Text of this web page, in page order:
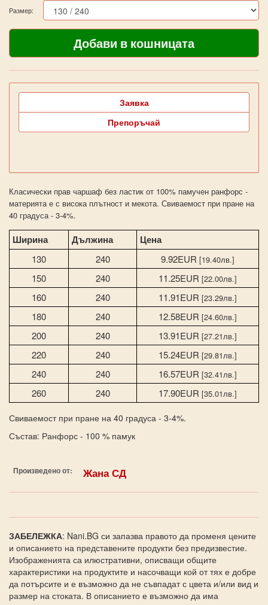
Размер:
Заявка
Препоръчай
Класически прав чаршаф без ластик от 100% памучен ранфорс -
материята е с висока плътност и мекота. Свиваемост при пране на
40 градуса - 3-4%.
Ширина Дължина Цена
130 240 9.92EUR [19.40лв.]
150 240 11.25EUR [22.00лв.]
160 240 11.91EUR [23.29лв.]
180 240 12.58EUR [24.60лв.]
200 240 13.91EUR [27.21лв.]
220 240 15.24EUR [29.81лв.]
240 240 16.57EUR [32.41лв.]
260 240 17.90EUR [35.01лв.]
Свиваемост при пране на 40 градуса - 3-4%.
Състав: Ранфорс - 100 % памук
Произведено от: Жана СД
ЗАБЕЛЕЖКА: Nani.BG си запазва правото да променя цените
и описанието на представените продукти без предизвестие.
Изображенията са илюстративни, описващи общите
характеристики на продуктите и насочващи кой от тях е добре
да потърсите и е възможно да не съвпадат с цвета и/или вид и
размер на стоката. В описанието е възможно да има